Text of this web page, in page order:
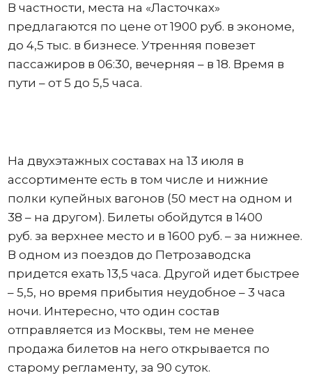
В частности, места на «Ласточках»
предлагаются по цене от 1900 руб. в экономе,
до 4,5 тыс. в бизнесе. Утренняя повезет
пассажиров в 06:30, вечерняя – в 18. Время в
пути – от 5 до 5,5 часа.
На двухэтажных составах на 13 июля в
ассортименте есть в том числе и нижние
полки купейных вагонов (50 мест на одном и
38 – на другом). Билеты обойдутся в 1400
руб. за верхнее место и в 1600 руб. – за нижнее.
В одном из поездов до Петрозаводска
придется ехать 13,5 часа. Другой идет быстрее
– 5,5, но время прибытия неудобное – 3 часа
ночи. Интересно, что один состав
отправляется из Москвы, тем не менее
продажа билетов на него открывается по
старому регламенту, за 90 суток.